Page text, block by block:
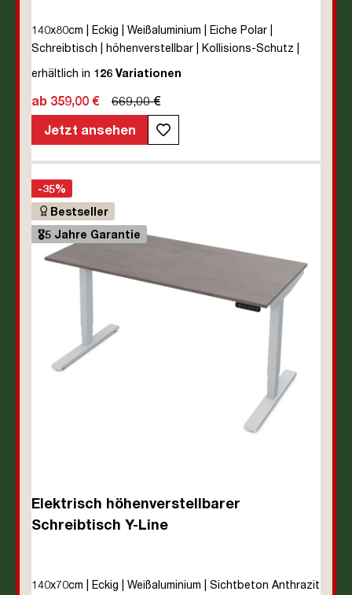
140x80cm | Eckig | Weißaluminium | Eiche Polar |
Schreibtisch | höhenverstellbar | Kollisions-Schutz |
Elektrisch höhenverstellbar | Kindersicherung | Metall |
Herstellergarantie | unmontiert | TÜV© mobiles Arbeiten
| bis zu 80 kg | Y-Line | Steckertyp C
erhältlich in 126 Variationen
ab 359,00 €
669,00 €
Jetzt ansehen
-35%
Bestseller
🎖️5 Jahre Garantie
Elektrisch höhenverstellbarer
Schreibtisch Y-Line
140x70cm | Eckig | Weißaluminium | Sichtbeton Anthrazit